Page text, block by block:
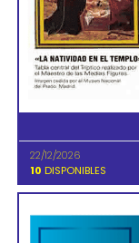
22/12/2026
10 DISPONIBLES